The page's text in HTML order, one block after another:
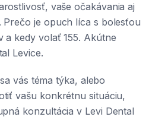
vaše očakávania aj
Prečo je opuch líca s bolesťou
a kedy volať 155. Akútne
Levice.
vás téma týka, alebo
vašu konkrétnu situáciu,
konzultácia v Levi Dental